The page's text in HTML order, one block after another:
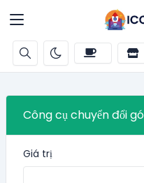
Công cụ chuyển đổi
Giá trị